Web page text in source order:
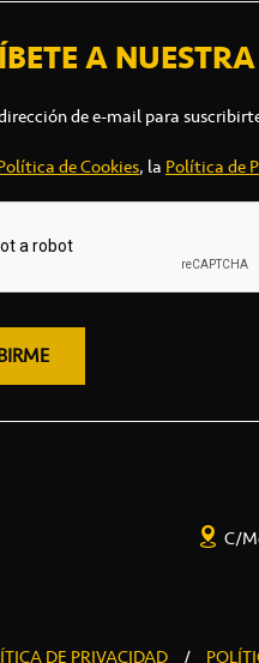
A
de e-mail para
de Cookies, la Política de
C/
DE PRIVACIDAD /